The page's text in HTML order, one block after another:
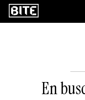
En